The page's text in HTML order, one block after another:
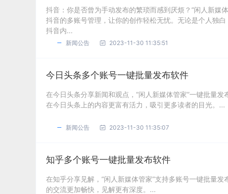
抖音：你是否曾为手动发布的繁琐而感到厌烦？“闲人新媒
抖音的多账号管理，让你的创作轻松无忧。无论是个人独
抖音内...
新闻公告 2023-11-30 11:35:51
今日头条多个账号一键批量发布软件
在今日头条分享新闻和观点，“闲人新媒体管家”一键批量
在今日头条上的内容更富有活力，吸引更多读者的目光。...
新闻公告 2023-11-30 11:35:07
知乎多个账号一键批量发布软件
在知乎分享见解，“闲人新媒体管家”支持多账号一键批量
的交流更加畅快，见解更有深度。...